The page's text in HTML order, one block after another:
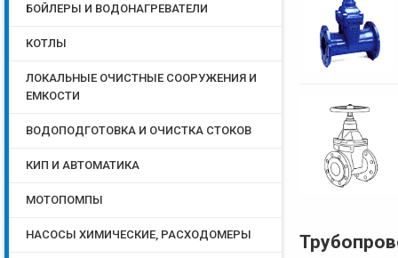
БОЙЛЕРЫ И ВОДОНАГРЕВАТЕЛИ
КОТЛЫ
ЛОКАЛЬНЫЕ ОЧИСТНЫЕ СООРУЖЕНИЯ И
ЕМКОСТИ
ВОДОПОДГОТОВКА И ОЧИСТКА СТОКОВ
КИП И АВТОМАТИКА
МОТОПОМПЫ
НАСОСЫ ХИМИЧЕСКИЕ, РАСХОДОМЕРЫ